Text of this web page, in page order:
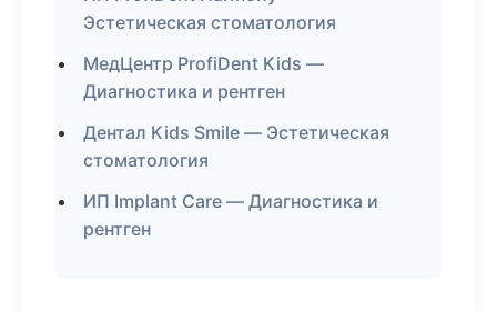
Эстетическая стоматология
МедЦентр ProfiDent Kids —
Диагностика и рентген
Дентал Kids Smile — Эстетическая
стоматология
ИП Implant Care — Диагностика и
рентген